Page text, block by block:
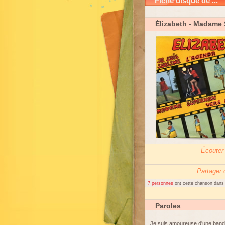
Élizabeth - Madame
Partager
7 personnes ont cette chanson
Paroles
Je suis amoureuse d'une